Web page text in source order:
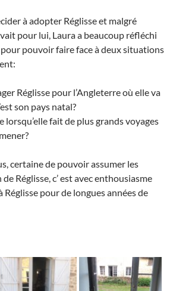
à adopter Réglisse et malgré
pour lui, Laura a beaucoup réfléchi
pour pouvoir faire face à deux situations
Réglisse pour l’Angleterre où elle va
son pays natal?
lorsqu’elle fait de plus grands voyages
certaine de pouvoir assumer les
Réglisse, c’ est avec enthousiasme
Réglisse pour de longues années de